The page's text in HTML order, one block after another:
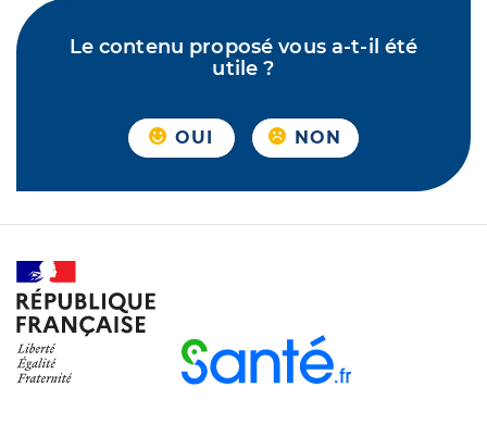
Le contenu proposé vous a-t-il été
utile ?
OUI NON